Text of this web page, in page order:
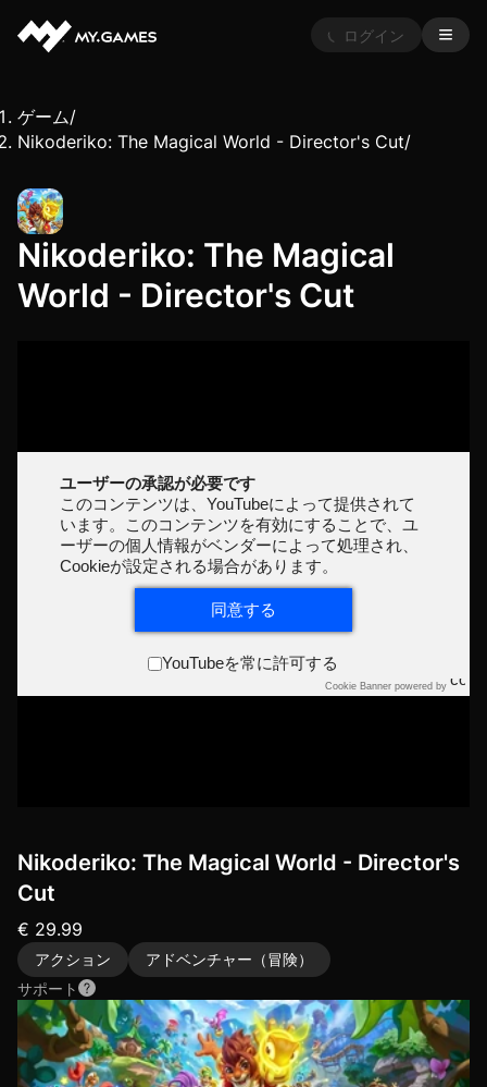
ログイン
ゲーム/
Nikoderiko: The Magical World - Director's Cut/
Nikoderiko: The Magical
World - Director's Cut
ユーザーの承認が必要です
このコンテンツは、YouTubeによって提供されて
います。このコンテンツを有効にすることで、ユ
ーザーの個人情報がベンダーによって処理され、
Cookieが設定される場合があります。
同意する
YouTubeを常に許可する
Cookie Banner powered by
Nikoderiko: The Magical World - Director's
Cut
€ 29.99
アクション
アドベンチャー（冒険）
サポート